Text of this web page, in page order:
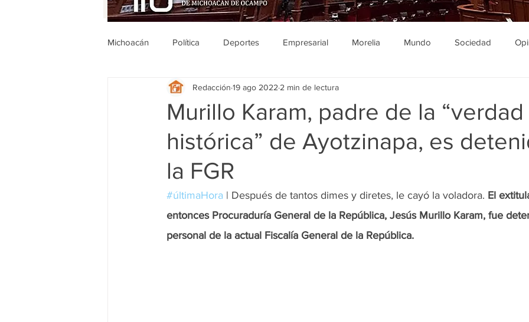
Michoacán Política Deportes Empresarial Morelia Mundo Sociedad
Michoacán Nacionales Sucesos Entretenimiento
Legislativo Seguridad Educación Salud Gobierno Guanajuato Zamora
Murillo Karam, padre de la “verdad
histórica” de Ayotzinapa, es
la FGR
Redacción 19 ago 2022 2 min de lectura
#últimaHora | Después de tantos dimes y diretes, le cayó la voladora. El
entonces Procuraduría General de la República, Jesús Murillo Karam, fue
personal de la actual Fiscalía General de la República.